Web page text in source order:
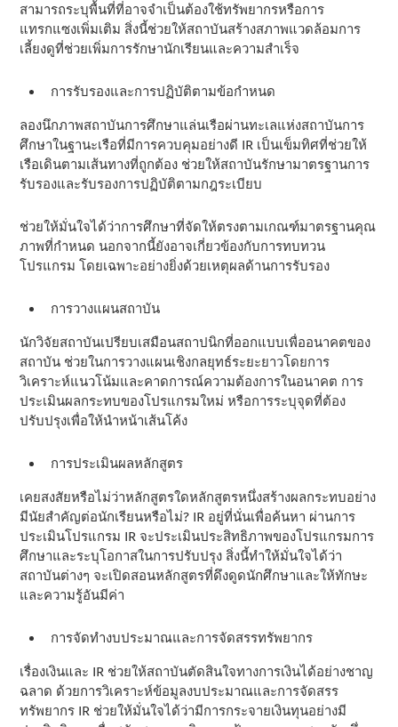
สามารถระบุพื้นที่ที่อาจจําเป็นต้องใช้ทรัพยากรหรือการ
แทรกแซงเพิ่มเติม สิ่งนี้ช่วยให้สถาบันสร้างสภาพแวดล้อมการ
เลี้ยงดูที่ช่วยเพิ่มการรักษานักเรียนและความสําเร็จ
การรับรองและการปฏิบัติตามข้อกําหนด
ลองนึกภาพสถาบันการศึกษาแล่นเรือผ่านทะเลแห่งสถาบันการ
ศึกษาในฐานะเรือที่มีการควบคุมอย่างดี IR เป็นเข็มทิศที่ช่วยให้
เรือเดินตามเส้นทางที่ถูกต้อง ช่วยให้สถาบันรักษามาตรฐานการ
รับรองและรับรองการปฏิบัติตามกฎระเบียบ
ช่วยให้มั่นใจได้ว่าการศึกษาที่จัดให้ตรงตามเกณฑ์มาตรฐานคุณ
ภาพที่กําหนด นอกจากนี้ยังอาจเกี่ยวข้องกับการทบทวน
โปรแกรม โดยเฉพาะอย่างยิ่งด้วยเหตุผลด้านการรับรอง
การวางแผนสถาบัน
นักวิจัยสถาบันเปรียบเสมือนสถาปนิกที่ออกแบบเพื่ออนาคตของ
สถาบัน ช่วยในการวางแผนเชิงกลยุทธ์ระยะยาวโดยการ
วิเคราะห์แนวโน้มและคาดการณ์ความต้องการในอนาคต การ
ประเมินผลกระทบของโปรแกรมใหม่ หรือการระบุจุดที่ต้อง
ปรับปรุงเพื่อให้นําหน้าเส้นโค้ง
การประเมินผลหลักสูตร
เคยสงสัยหรือไม่ว่าหลักสูตรใดหลักสูตรหนึ่งสร้างผลกระทบอย่าง
มีนัยสําคัญต่อนักเรียนหรือไม่? IR อยู่ที่นั่นเพื่อค้นหา ผ่านการ
ประเมินโปรแกรม IR จะประเมินประสิทธิภาพของโปรแกรมการ
ศึกษาและระบุโอกาสในการปรับปรุง สิ่งนี้ทําให้มั่นใจได้ว่า
สถาบันต่างๆ จะเปิดสอนหลักสูตรที่ดึงดูดนักศึกษาและให้ทักษะ
และความรู้อันมีค่า
การจัดทํางบประมาณและการจัดสรรทรัพยากร
เรื่องเงินและ IR ช่วยให้สถาบันตัดสินใจทางการเงินได้อย่างชาญ
ฉลาด ด้วยการวิเคราะห์ข้อมูลงบประมาณและการจัดสรร
ทรัพยากร IR ช่วยให้มั่นใจได้ว่ามีการกระจายเงินทุนอย่างมี